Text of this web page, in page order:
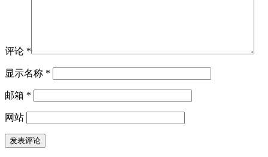
评论 *
显示名称 *
邮箱 *
网站